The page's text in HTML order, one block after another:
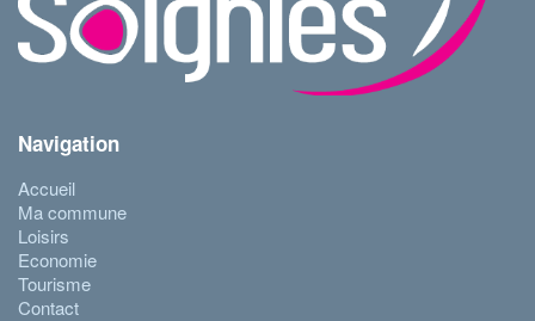
Navigation
Accueil
Ma commune
Loisirs
Economie
Tourisme
Contact